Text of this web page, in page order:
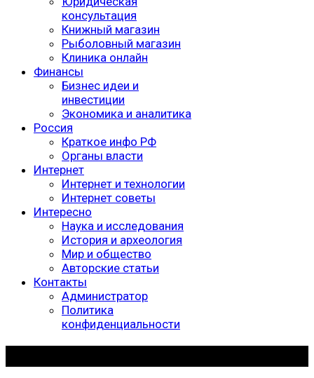
консультация
Книжный магазин
Рыболовный магазин
Клиника онлайн
Финансы
Бизнес идеи и
инвестиции
Экономика и аналитика
Россия
Краткое инфо РФ
Органы власти
Интернет
Интернет и технологии
Интернет советы
Интересно
Наука и исследования
История и археология
Мир и общество
Авторские статьи
Контакты
Администратор
Политика
конфиденциальности